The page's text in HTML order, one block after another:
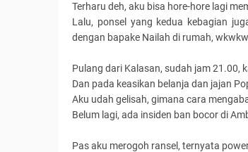
Terharu deh, aku bisa hore-hore lagi
Lalu, ponsel yang kedua kebagian
dengan bapake Nailah di rumah,
Pulang dari Kalasan, sudah jam 21.00,
Dan pada keasikan belanja dan jajan
Aku udah gelisah, gimana cara
Belum lagi, ada insiden ban bocor di
Pas aku merogoh ransel, ternyata